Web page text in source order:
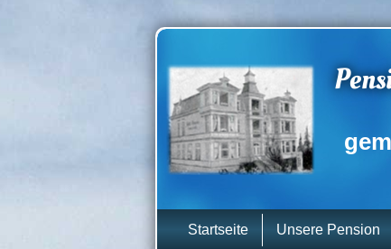
Startseite Unsere Pension